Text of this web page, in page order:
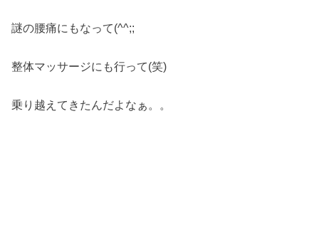
謎の腰痛にもなって(^^;;
整体マッサージにも行って(笑)
乗り越えてきたんだよなぁ。。